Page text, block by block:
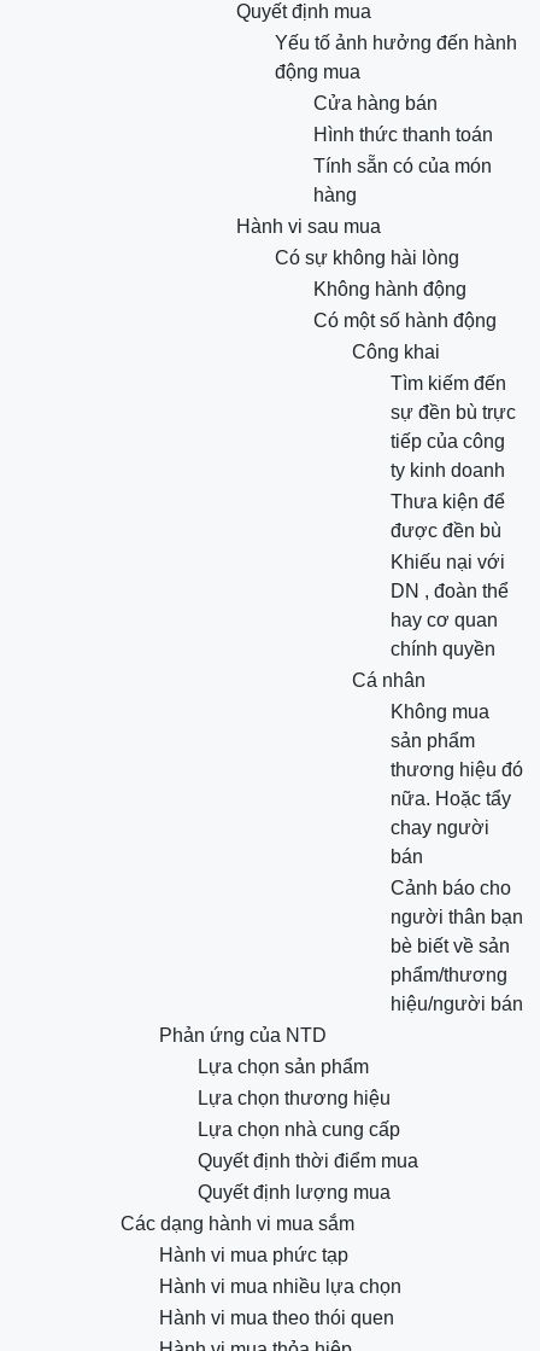
Quyết định mua
Yếu tố ảnh hưởng đến hành
động mua
Cửa hàng bán
Hình thức thanh toán
Tính sẵn có của món
hàng
Hành vi sau mua
Có sự không hài lòng
Không hành động
Có một số hành động
Công khai
Tìm kiếm đến
sự đền bù trực
tiếp của công
ty kinh doanh
Thưa kiện để
được đền bù
Khiếu nại với
DN , đoàn thể
hay cơ quan
chính quyền
Cá nhân
Không mua
sản phẩm
thương hiệu đó
nữa. Hoặc tẩy
chay người
bán
Cảnh báo cho
người thân bạn
bè biết về sản
phẩm/thương
hiệu/người bán
Phản ứng của NTD
Lựa chọn sản phẩm
Lựa chọn thương hiệu
Lựa chọn nhà cung cấp
Quyết định thời điểm mua
Quyết định lượng mua
Các dạng hành vi mua sắm
Hành vi mua phức tạp
Hành vi mua nhiều lựa chọn
Hành vi mua theo thói quen